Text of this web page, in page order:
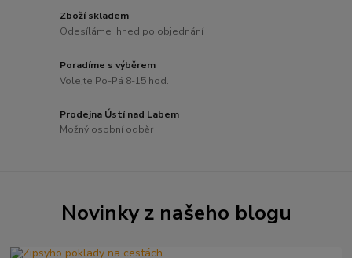
Zboží skladem
Odesíláme ihned po objednání
Poradíme s výběrem
Volejte Po-Pá 8-15 hod.
Prodejna Ústí nad Labem
Možný osobní odběr
Novinky z našeho blogu